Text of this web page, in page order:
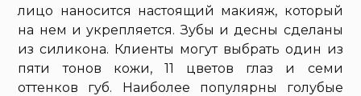
лицо наносится настоящий макияж, который
на нем и укрепляется. Зубы и десны сделаны
из силикона. Клиенты могут выбрать один из
пяти тонов кожи, 11 цветов глаз и семи
оттенков губ. Наиболее популярны голубые